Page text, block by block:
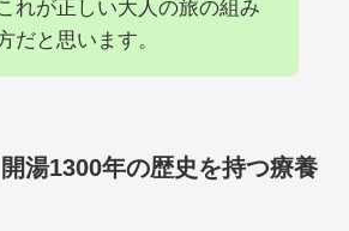
れが正しい大人の旅の組み
だと思います。
湯1300年の歴史を持つ療養